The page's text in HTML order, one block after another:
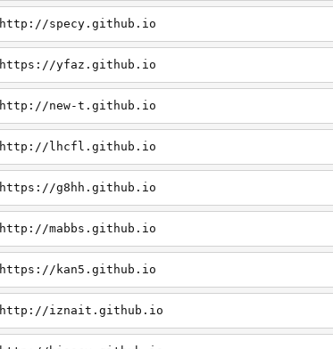
http://specy.github.io
https://yfaz.github.io
http://new-t.github.io
http://lhcfl.github.io
https://g8hh.github.io
http://mabbs.github.io
https://kan5.github.io
http://iznait.github.io